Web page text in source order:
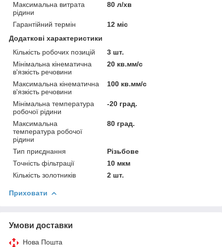
Максимальна витрата
рідини
80 л/хв
Гарантійний термін
12 міс
Додаткові характеристики
Кількість робочих позицій
3 шт.
Мінімальна кінематична
в'язкість речовини
20 кв.мм/с
Максимальна кінематична
в'язкість речовини
100 кв.мм/с
Мінімальна температура
робочої рідини
-20 град.
Максимальна
температура робочої
рідини
80 град.
Тип приєднання
Різьбове
Точність фільтрації
10 мкм
Кількість золотників
2 шт.
Приховати
Умови доставки
Нова Пошта